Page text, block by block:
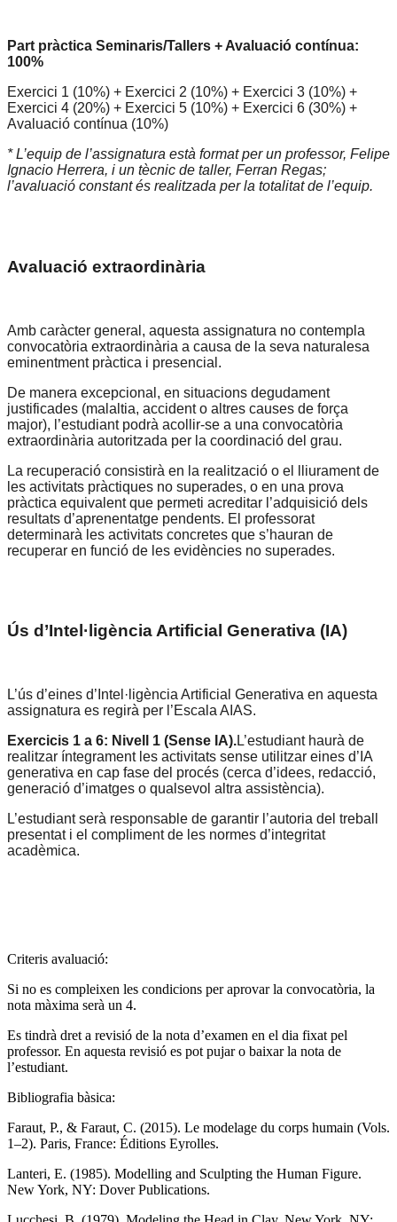
Part pràctica Seminaris/Tallers + Avaluació contínua:
100%
Exercici 1 (10%) + Exercici 2 (10%) + Exercici 3 (10%) +
Exercici 4 (20%) + Exercici 5 (10%) + Exercici 6 (30%) +
Avaluació contínua (10%)
* L’equip de l’assignatura està formatperun professor, Felipe
Ignacio Herrera, i un tècnic de taller, Ferran Regas;
l’avaluació constantés realitzada perla totalitatde l’equip.
Avaluació extraordinària
Amb caràcter general, aquesta assignatura no contempla
convocatòria extraordinària a causa de la seva naturalesa
eminentment pràctica i presencial.
De manera excepcional, en situacions degudament
justificades (malaltia, accidento altres causes de força
major), l’estudiant podrà acollir-se a una convocatòria
extraordinària autoritzada per la coordinació del grau.
La recuperació consistirà en la realització o el lliuramentde
les activitats pràctiques no superades, o en una prova
pràctica equivalentque permeti acreditar l’adquisició dels
resultats d’aprenentatge pendents. El professorat
determinarà les activitats concretes que s’hauran de
recuperar en funció de les evidències no superades.
Ús d’Intel·ligènciaArtificial Generativa (IA)
L’ús d’eines d’Intel·ligència Artificial Generativa en aquesta
assignatura es regirà per l’Escala AIAS.
Exercicis 1 a 6: Nivell 1 (Sense IA).L’estudiant haurà de
realitzar íntegrament les activitats sense utilitzar eines d’IA
generativa en cap fase del procés (cerca d’idees, redacció,
generació d’imatges o qualsevol altra assistència).
L’estudiantserà responsable de garantir l’autoria del treball
presentat i el complimentde les normes d’integritat
acadèmica.
Criteris avaluació:
Si no es compleixen les condicions per aprovar la convocatòria, la
nota màxima serà un 4.
Es tindrà dret a revisió de la nota d’examen en el dia fixat pel
professor. En aquesta revisió es pot pujar o baixar la nota de
l’estudiant.
Bibliografia bàsica:
Faraut, P., & Faraut, C. (2015). Le modelage du corps humain (Vols.
1–2). Paris, France: Éditions Eyrolles.
Lanteri, E. (1985). Modelling and Sculpting the Human Figure.
New York, NY: Dover Publications.